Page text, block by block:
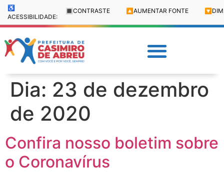
♿
ACESSIBILIDADE:
🔳 CONTRASTE 🔼 AUMENTAR FONTE 🔽
Dia: 23 de dezembro
de 2020
Confira nosso boletim sobre
o Coronavírus